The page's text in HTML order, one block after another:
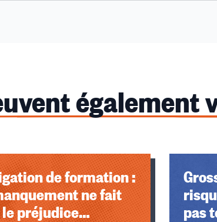
également
de formation :
ne fait
le préjudice…
pas